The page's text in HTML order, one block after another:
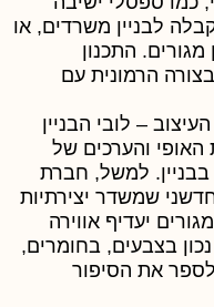
לבניין משרדים, או
התכנון
הרמונית עם
– לובי הבניין
והערכים של
למשל, חברת
שמשדר יצירתיות
יעדיף אווירה
בצבעים, בחומרים,
את הסיפור